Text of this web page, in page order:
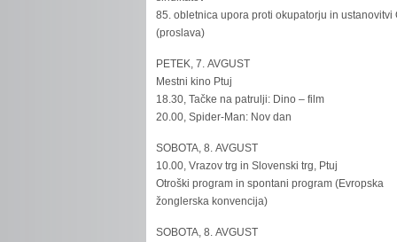
85. obletnica upora proti okupatorju in ustanovitvi
(proslava)
PETEK, 7. AVGUST
Mestni kino Ptuj
18.30, Tačke na patrulji: Dino – film
20.00, Spider-Man: Nov dan
SOBOTA, 8. AVGUST
10.00, Vrazov trg in Slovenski trg, Ptuj
Otroški program in spontani program (Evropska
žonglerska konvencija)
SOBOTA, 8. AVGUST